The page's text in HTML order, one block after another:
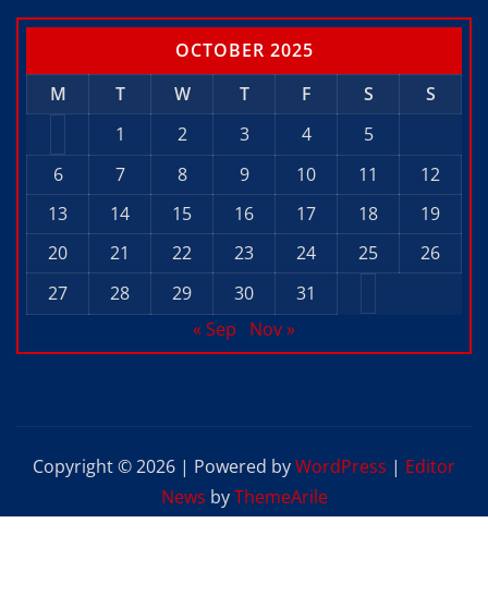
OCTOBER 2025
M
T W T F S
S
1
2 3 4
5
6
7 8 9 10 11
12
13
14 15 16 17 18
19
20
21 22 23 24 25
26
27
28 29 30
31
« Sep
Nov »
Copyright © 2026 | Powered byWordPress | Editor
News byThemeArile